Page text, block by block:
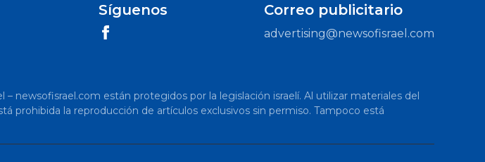
Síguenos Correo publicitario
advertising@newsofisrael.com
newsofisrael.com están protegidos por la legislación israelí. Al utilizar materiales del
prohibida la reproducción de artículos exclusivos sin permiso. Tampoco está